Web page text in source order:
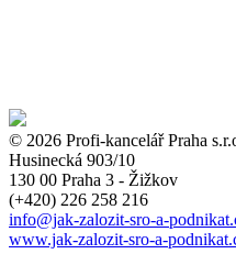
© 2026 Profi-kancelář Praha
Husinecká 903/10
130 00 Praha 3 - Žižkov
(+420) 226 258 216
info@jak-zalozit-sro-a-
www.jak-zalozit-sro-a-